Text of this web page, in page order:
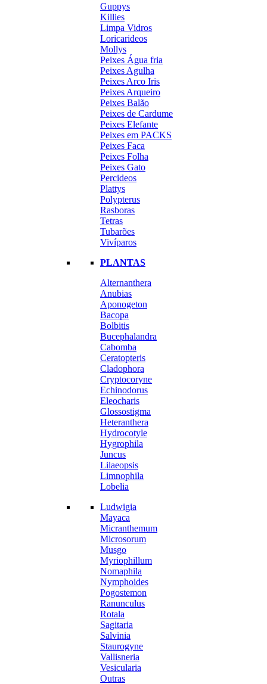
Guppys
Killies
Limpa Vidros
Loricarideos
Mollys
Peixes Água fria
Peixes Agulha
Peixes Arco Iris
Peixes Arqueiro
Peixes Balão
Peixes de Cardume
Peixes Elefante
Peixes em PACKS
Peixes Faca
Peixes Folha
Peixes Gato
Percideos
Plattys
Polypterus
Rasboras
Tetras
Tubarões
Vivíparos
PLANTAS
Alternanthera
Anubias
Aponogeton
Bacopa
Bolbitis
Bucephalandra
Cabomba
Ceratopteris
Cladophora
Cryptocoryne
Echinodorus
Eleocharis
Glossostigma
Heteranthera
Hydrocotyle
Hygrophila
Juncus
Lilaeopsis
Limnophila
Lobelia
Ludwigia
Mayaca
Micranthemum
Microsorum
Musgo
Myriophillum
Nomaphila
Nymphoides
Pogostemon
Ranunculus
Rotala
Sagitaria
Salvinia
Staurogyne
Vallisneria
Vesicularia
Outras